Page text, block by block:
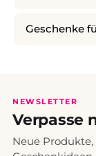
Geschenke
NEWSLETTER
Verpasse
Neue